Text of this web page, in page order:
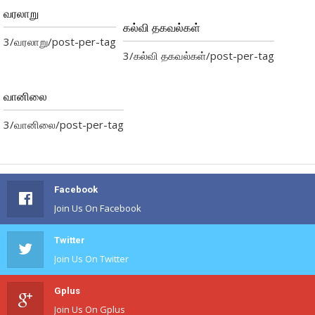
வரலாறு
3/வரலாறு/post-per-tag
கல்வி தகவல்கள்
3/கல்வி தகவல்கள்/post-per-tag
வானிலை
3/வானிலை/post-per-tag
Facebook
Join Us On Facebook
Twitter
Join Us On Twitter
Gplus
Join Us On Gplus